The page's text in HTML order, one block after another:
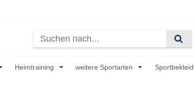
Heimtraining weitere Sportarten